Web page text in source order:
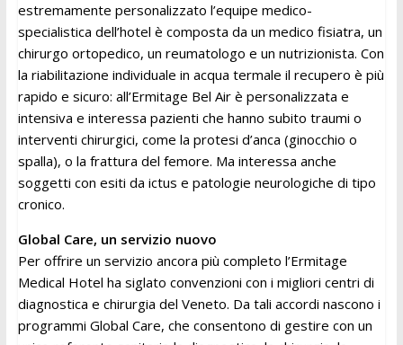
estremamente personalizzato l’equipe medico-
specialistica dell’hotel è composta da un medico fisiatra, un
chirurgo ortopedico, un reumatologo e un nutrizionista. Con
la riabilitazione individuale in acqua termale il recupero è più
rapido e sicuro: all’Ermitage Bel Air è personalizzata e
intensiva e interessa pazienti che hanno subito traumi o
interventi chirurgici, come la protesi d’anca (ginocchio o
spalla), o la frattura del femore. Ma interessa anche
soggetti con esiti da ictus e patologie neurologiche di tipo
cronico.
Global Care, un servizio nuovo
Per offrire un servizio ancora più completo l’Ermitage
Medical Hotel ha siglato convenzioni con i migliori centri di
diagnostica e chirurgia del Veneto. Da tali accordi nascono i
programmi Global Care, che consentono di gestire con un